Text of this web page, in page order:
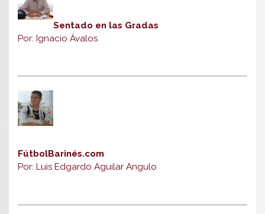
Sentado en las Gradas
Por: Ignacio Ávalos
FútbolBarinés.com
Por: Luis Edgardo Aguilar Angulo